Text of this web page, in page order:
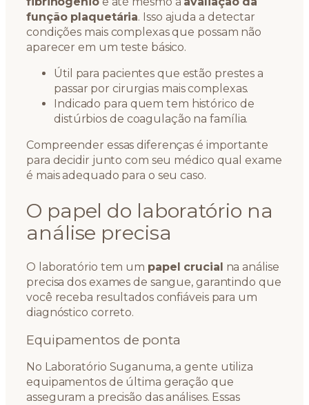
função plaquetária. Isso ajuda a detectar
condições mais complexas que possam não
aparecer em um teste básico.
Útil para pacientes que estão prestes a
passar por cirurgias mais complexas.
Indicado para quem tem histórico de
distúrbios de coagulação na família.
Compreender essas diferenças é importante
para decidir junto com seu médico qual exame
é mais adequado para o seu caso.
O papel do laboratório na
análise precisa
O laboratório tem um papel crucial na análise
precisa dos exames de sangue, garantindo que
você receba resultados confiáveis para um
diagnóstico correto.
Equipamentos de ponta
No Laboratório Suganuma, a gente utiliza
equipamentos de última geração que
asseguram a precisão das análises. Essas